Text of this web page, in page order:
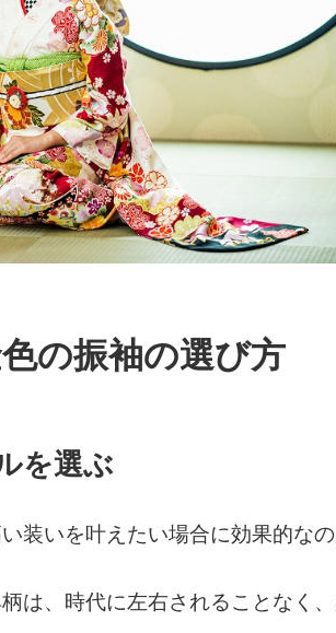
の振袖の選び方
を選ぶ
装いを叶えたい場合に効果的な
は、時代に左右されることなく